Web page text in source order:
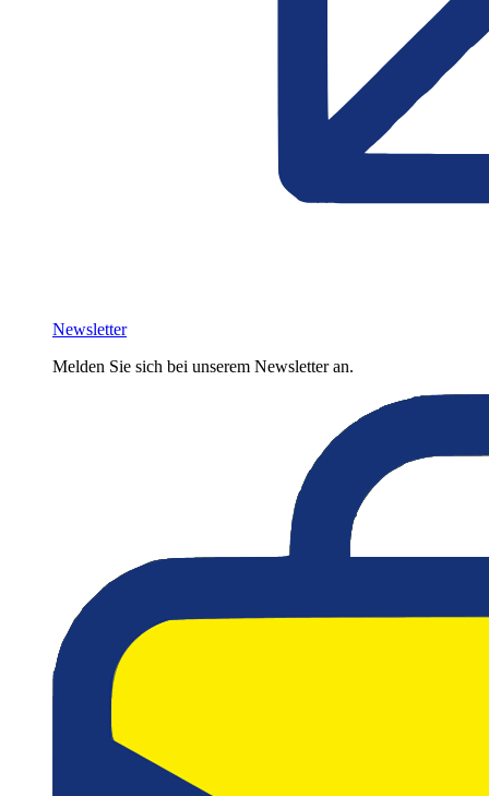
Newsletter
Melden Sie sich bei unserem Newsletter an.